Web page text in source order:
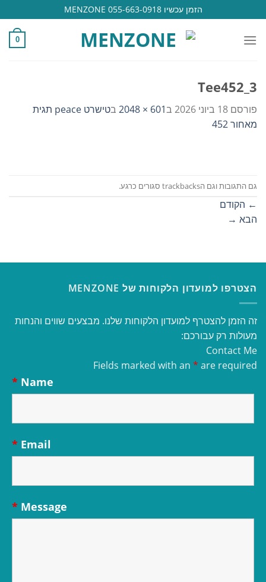
to
content
הזמן עכשיו 055-663-0918 MENZONE
0
Tee452_3
פורסם 18 ביוני 2026 ב601 × 2048 ב
טישרט peace תגית
מאחור 452
גם התגובות וגם הtrackbacks סגורים כרגע.
← הקודם
הבא →
הצטרפו למועדון הלקוחות של MENZONE
זה הזמן להצטרף למועדון הלקוחות שלנו. מבצעים שווים והנחות
מעולות רק עבורכם:
Contact Me
Fields marked with an * are required
Name
*
Email
*
Message
*